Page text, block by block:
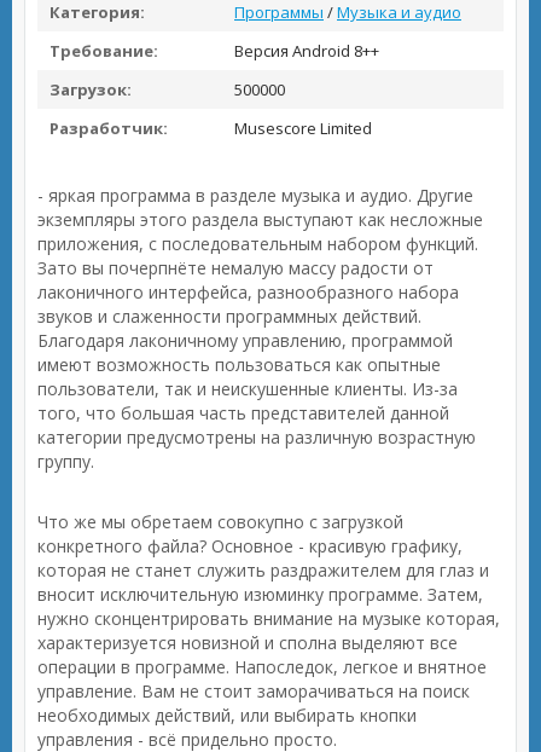
Категория:
Программы /Музыка и аудио
Требование:
Версия Android 8++
Загрузок:
500000
Разработчик:
Musescore Limited
- яркая программа в разделе музыка и аудио. Другие
экземпляры этого раздела выступают как несложные
приложения, с последовательным набором функций.
Зато вы почерпнёте немалую массу радости от
лаконичного интерфейса, разнообразного набора
звуков и слаженности программных действий.
Благодаря лаконичному управлению, программой
имеют возможность пользоваться как опытные
пользователи, так и неискушенные клиенты. Из-за
того, что большая часть представителей данной
категории предусмотрены на различную возрастную
группу.
Что же мы обретаем совокупно с загрузкой
конкретного файла? Основное - красивую графику,
которая не станет служить раздражителем для глаз и
вносит исключительную изюминку программе. Затем,
нужно сконцентрировать внимание на музыке которая,
характеризуется новизной и сполна выделяют все
операции в программе. Напоследок, легкое и внятное
управление. Вам не стоит заморачиваться на поиск
необходимых действий, или выбирать кнопки
управления - всё придельно просто.